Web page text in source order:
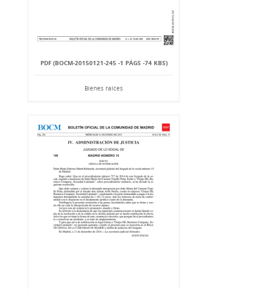
PDF (BOCM-20150121-245 -1 PÁGS -74 KBS)
Bienes raíces